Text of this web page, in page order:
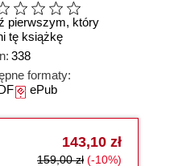
pierwszym, który
tę książkę
338
formaty:
ePub
143,10 zł
159,00 zł (-10%)